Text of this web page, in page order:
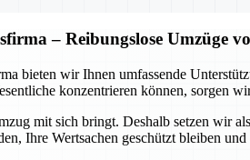
– Reibungslose Umzüge
bieten wir Ihnen umfassende
konzentrieren können, sorgen
mit sich bringt. Deshalb setzen wir
Ihre Wertsachen geschützt bleiben